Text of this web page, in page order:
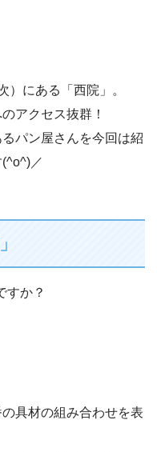
）にある「西院」。
アクセス抜群！
パン屋さんを今回は紹
／
すか？
具材の組み合わせを表